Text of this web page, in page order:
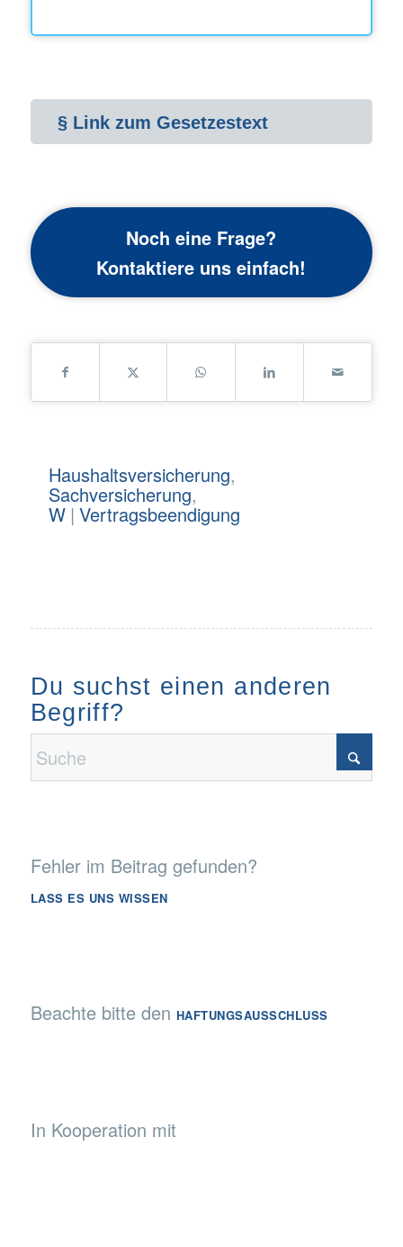
§ Link zum Gesetzestext
Noch eine Frage?
Kontaktiere uns einfach!
Haushaltsversicherung,
Sachversicherung,
W | Vertragsbeendigung
Du suchst einen anderen
Begriff?
Fehler im Beitrag gefunden?
LASS ES UNS WISSEN
Beachte bitte den HAFTUNGSAUSSCHLUSS
In Kooperation mit